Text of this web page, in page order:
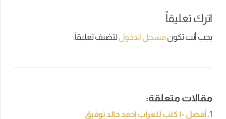
اترك تعليقاً
يجب أنت تكونمسجل الدخوللتضيف تعليقاً.
مقالات متعلقة:
أفضل ١٠ كتب للعراب احمد خالد توفيق